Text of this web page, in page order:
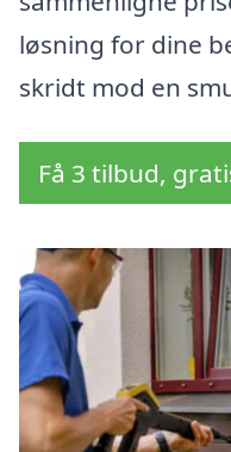
løsning for dine
skridt mod en
Få 3 tilbud,